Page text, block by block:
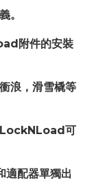
。
附件的安裝
浪，滑雪橇等
LockNLoad可
配器單獨出